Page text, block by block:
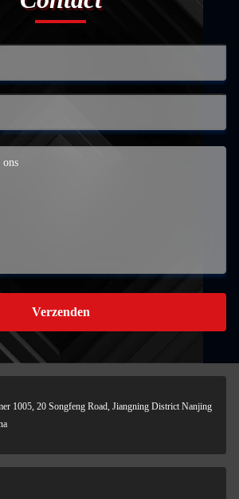
Verzenden
1005, 20 Songfeng Road, Jiangning District Nanjing